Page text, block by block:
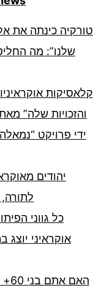
טורקיה כינתה את
קלאסיקות
והזכויות שלה”
ידי פרויקט
יהודים